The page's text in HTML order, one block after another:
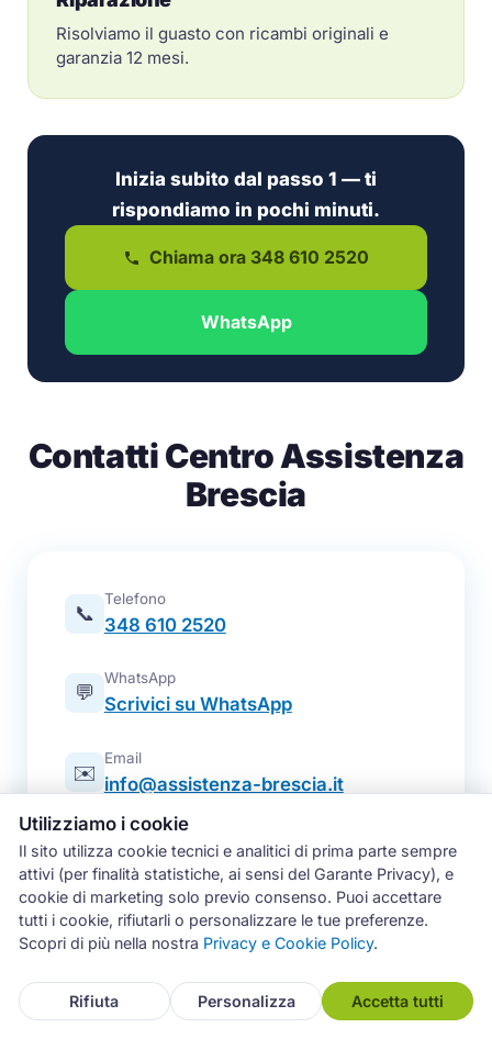
Risolviamo il guasto con ricambi originali e
garanzia 12 mesi.
Inizia subito dal passo 1 — ti
rispondiamo in pochi minuti.
Chiama ora 348 610 2520
WhatsApp
Contatti Centro Assistenza
Brescia
📞
Telefono
348 610 2520
💬
WhatsApp
Scrivici su WhatsApp
✉️
Email
info@assistenza-brescia.it
📋
Modulo online
Prenota un intervento
📍
Zona operativa
Brescia e intera provincia — tutti i
Utilizziamo i cookie
Il sito utilizza cookie tecnici e analitici di prima parte sempre
attivi (per finalità statistiche, ai sensi del Garante Privacy), e
cookie di marketing solo previo consenso. Puoi accettare
tutti i cookie, rifiutarli o personalizzare le tue preferenze.
Scopri di più nella nostra Privacy e Cookie Policy.
Rifiuta Personalizza Accetta tutti